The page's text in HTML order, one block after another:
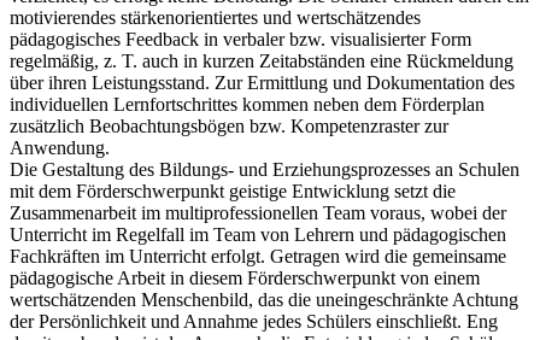
motivierendes stärkenorientiertes und wertschätzendes
pädagogisches Feedback in verbaler bzw. visualisierter Form
regelmäßig, z. T. auch in kurzen Zeitabständen eine Rückmeldung
über ihren Leistungsstand. Zur Ermittlung und Dokumentation des
individuellen Lernfortschrittes kommen neben dem Förderplan
zusätzlich Beobachtungsbögen bzw. Kompetenzraster zur
Anwendung.
Die Gestaltung des Bildungs- und Erziehungsprozesses an Schulen
mit dem Förderschwerpunkt geistige Entwicklung setzt die
Zusammenarbeit im multiprofessionellen Team voraus, wobei der
Unterricht im Regelfall im Team von Lehrern und pädagogischen
Fachkräften im Unterricht erfolgt. Getragen wird die gemeinsame
pädagogische Arbeit in diesem Förderschwerpunkt von einem
wertschätzenden Menschenbild, das die uneingeschränkte Achtung
der Persönlichkeit und Annahme jedes Schülers einschließt. Eng